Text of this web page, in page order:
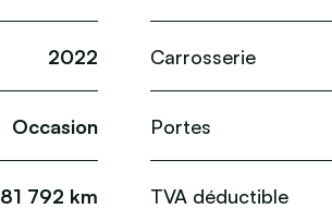
2022
Occasion
81 792 km
Carrosserie
Portes
TVA déductible